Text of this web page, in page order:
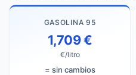
GASOLINA 95
1,709 €
€/litro
= sin cambios